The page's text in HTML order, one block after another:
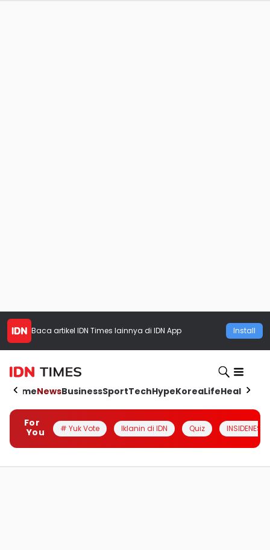
Baca artikel IDN Times lainnya di IDN App Install
HomeNewsBusinessSportTechHypeKoreaLifeHealth
For
You
# Yuk Vote Iklanin di IDN Quiz INSIDENESIA